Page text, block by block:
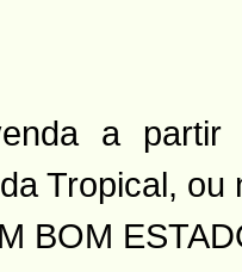
a
Tropical,
BOM